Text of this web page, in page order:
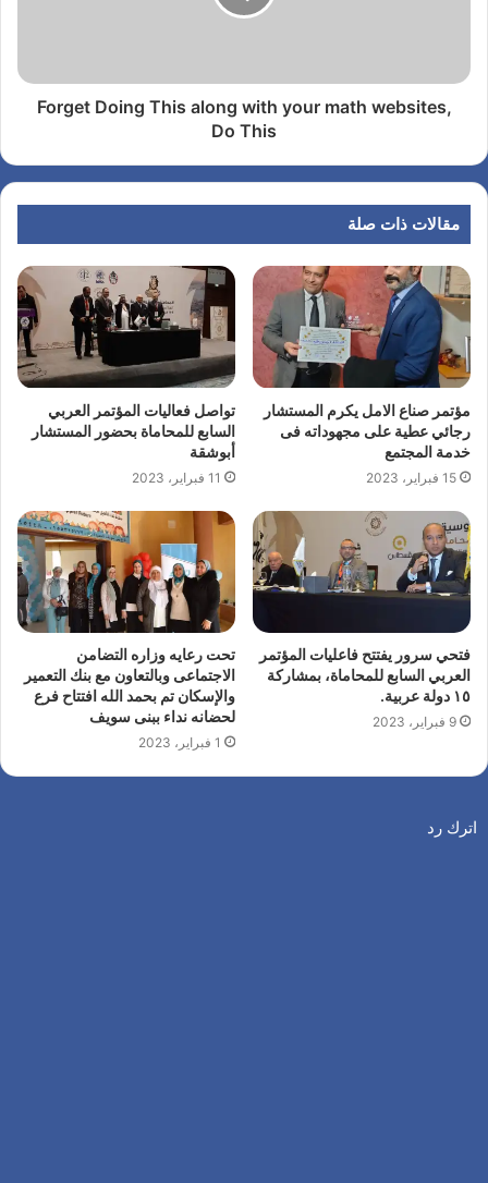
Forget Doing This along with your math websites,
Do This
مقالات ذات صلة
مؤتمر صناع الامل يكرم المستشار
رجائي عطية على مجهوداته فى
خدمة المجتمع
15 فبراير، 2023
تواصل فعاليات المؤتمر العربي
السابع للمحاماة بحضور المستشار
أبوشقة
11 فبراير، 2023
فتحي سرور يفتتح فاعليات المؤتمر
العربي السابع للمحاماة، بمشاركة
١٥ دولة عربية.
9 فبراير، 2023
تحت رعايه وزاره التضامن
الاجتماعى وبالتعاون مع بنك التعمير
والإسكان تم بحمد الله افتتاح فرع
لحضانه نداء ببنى سويف
1 فبراير، 2023
اترك رد